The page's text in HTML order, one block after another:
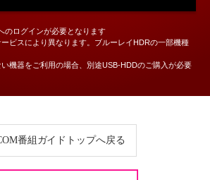
ログインが必要となります
ビスにより異なります。ブルーレイHDRの一部機種
機器をご利用の場合、別途USB-HDDのご購入が必要
番組ガイドトップへ戻る